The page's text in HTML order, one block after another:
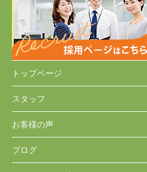
トップページ
スタッフ
お客様の声
ブログ